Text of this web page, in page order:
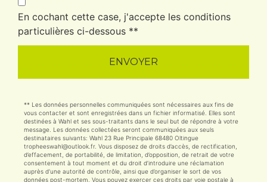
En cochant cette case, j'accepte les conditions
particulières ci-dessous **
ENVOYER
** Les données personnelles communiquées sont nécessaires aux fins de
vous contacter et sont enregistrées dans un fichier informatisé. Elles sont
destinées à Wahl et ses sous-traitants dans le seul but de répondre à votre
message. Les données collectées seront communiquées aux seuls
destinataires suivants: Wahl 23 Rue Principale 68480 Oltingue
tropheeswahl@outlook.fr. Vous disposez de droits d’accès, de rectification,
d’effacement, de portabilité, de limitation, d’opposition, de retrait de votre
consentement à tout moment et du droit d’introduire une réclamation
auprès d’une autorité de contrôle, ainsi que d’organiser le sort de vos
données post-mortem. Vous pouvez exercer ces droits par voie postale à